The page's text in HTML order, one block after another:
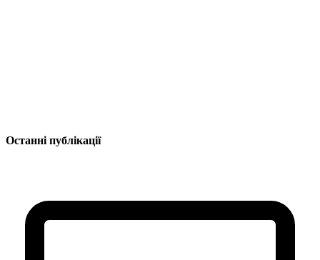
Останні публікації